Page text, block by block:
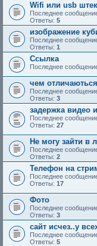
Wifi или usb
Последнее
Ответы: 5
изображение
Последнее
Ответы: 1
Ссылка
Последнее
чем
Последнее
Ответы: 3
задержка видео
Последнее
Ответы: 27
Не могу зайти в
Последнее
Ответы: 2
Телефон на
Последнее
Ответы: 17
Фото
Последнее
Ответы: 3
сайт исчез..у
Последнее
Ответы: 5